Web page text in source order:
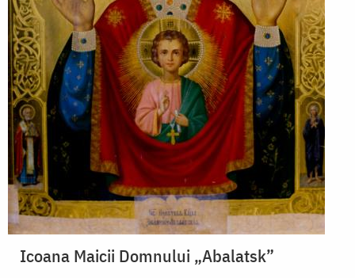
Icoana Maicii Domnului „Abalatsk”